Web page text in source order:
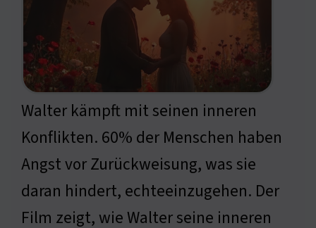
Walter kämpft mit seinen inneren
Konflikten. 60% der Menschen haben
Angst vor Zurückweisung, was sie
daran hindert, echteeinzugehen. Der
Film zeigt, wie Walter seine inneren